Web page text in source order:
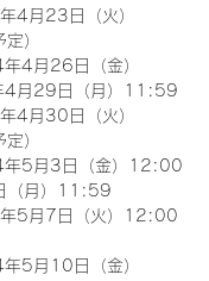
4月23日（火）
）
4月26日（金）
月29日（月）11:59
4月30日（火）
）
年5月3日（金）12:00
（月）11:59
年5月7日（火）12:00
5月10日（金）